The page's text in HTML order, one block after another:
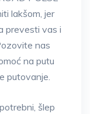
lakšom, jer
prevesti vas i
nas
na putu
putovanje.
šlep